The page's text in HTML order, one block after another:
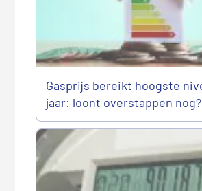
Gasprijs bereikt hoogste
jaar: loont overstappen nog?